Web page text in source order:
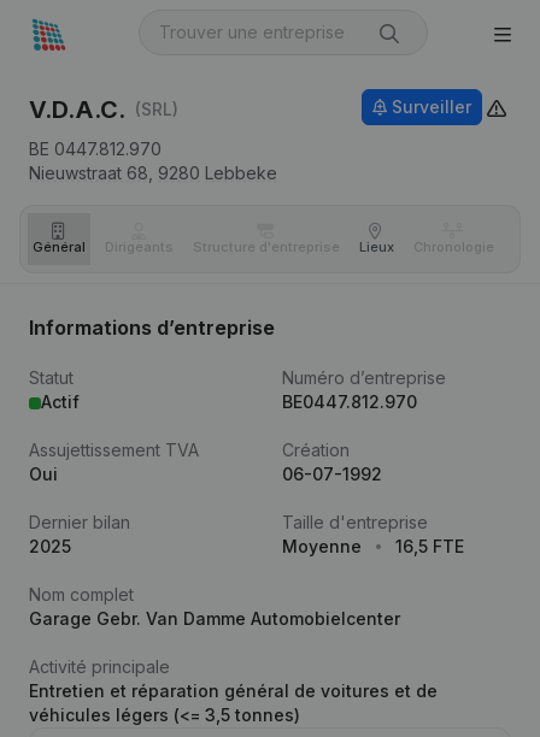
V.D.A.C. (SRL)
BE 0447.812.970
Nieuwstraat 68, 9280 Lebbeke
Surveiller
Général Dirigeants Structure d'entreprise Lieux Chronologie
Informations d’entreprise
Statut
Actif
Numéro d’entreprise
BE0447.812.970
Assujettissement TVA
Oui
Création
06-07-1992
Dernier bilan
2025
Taille d'entreprise
Moyenne
16,5 FTE
Nom complet
Garage Gebr. Van Damme Automobielcenter
Activité principale
Entretien et réparation général de voitures et de
véhicules légers (<= 3,5 tonnes)